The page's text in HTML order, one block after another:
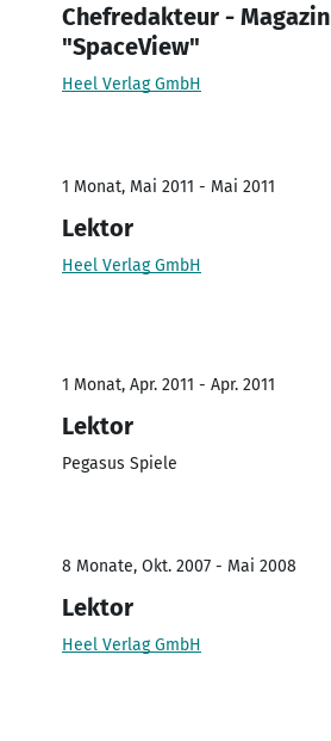
Chefredakteur - Magazin
"SpaceView"
Heel Verlag GmbH
1 Monat, Mai 2011 - Mai 2011
Lektor
Heel Verlag GmbH
1 Monat, Apr. 2011 - Apr. 2011
Lektor
Pegasus Spiele
8 Monate, Okt. 2007 - Mai 2008
Lektor
Heel Verlag GmbH